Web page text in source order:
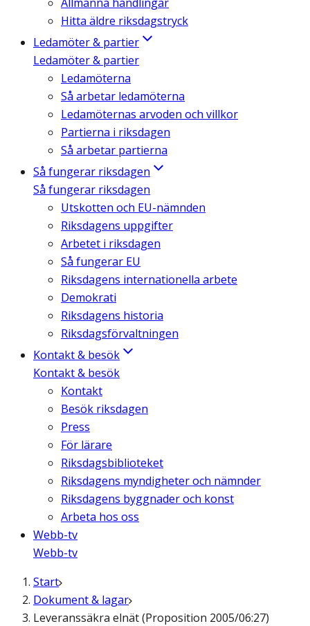
Hitta äldre riksdagstryck
Ledamöter & partier
Ledamöter & partier
Ledamöterna
Så arbetar ledamöterna
Ledamöternas arvoden och villkor
Partierna i riksdagen
Så arbetar partierna
Så fungerar riksdagen
Så fungerar riksdagen
Utskotten och EU-nämnden
Riksdagens uppgifter
Arbetet i riksdagen
Så fungerar EU
Riksdagens internationella arbete
Demokrati
Riksdagens historia
Riksdagsförvaltningen
Kontakt & besök
Kontakt & besök
Kontakt
Besök riksdagen
Press
För lärare
Riksdagsbiblioteket
Riksdagens myndigheter och nämnder
Riksdagens byggnader och konst
Arbeta hos oss
Webb-tv
Webb-tv
Start
Dokument & lagar
Leveranssäkra elnät (Proposition 2005/06:27)